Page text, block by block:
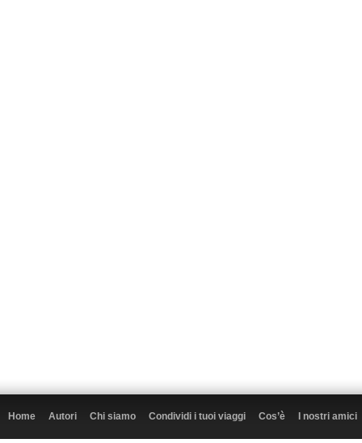
Home Autori Chi siamo Condividi i tuoi viaggi Cos’è I nostri amici